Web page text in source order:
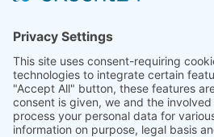
린세이즈 열 분석 인도 주식회사
+91-11-42883851
sales@linseis.in